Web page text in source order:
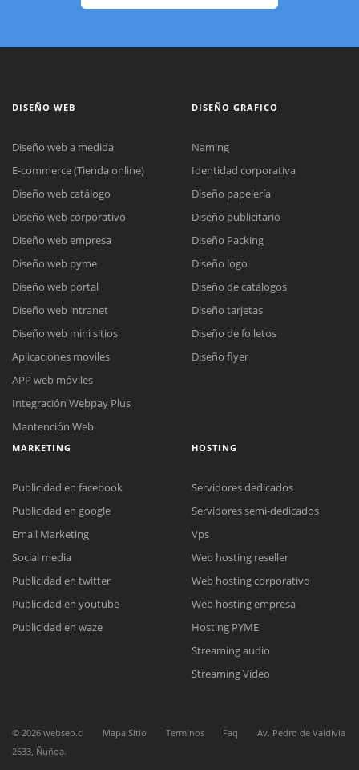
Reunión online
Nuestros ejecutivos le enviarán un correo electrónico con el enlace a
Meet para la reunión online.
Cotización
Chat Online
Todos nuestros ejecutivos están fuera de línea. Complete el formulario
DISEÑO WEB
Diseño web a medida
E-commerce (Tienda online)
Diseño web catálogo
Diseño web corporativo
Diseño web empresa
Diseño web pyme
Diseño web portal
Diseño web intranet
Diseño web mini sitios
Aplicaciones moviles
APP web móviles
Integración Webpay Plus
Mantención Web
DISEÑO GRAFICO
Naming
Identidad corporativa
Diseño papelería
Diseño publicitario
Diseño Packing
Diseño logo
Diseño de catálogos
Diseño tarjetas
Diseño de folletos
Diseño flyer
MARKETING
Publicidad en facebook
Publicidad en google
Email Marketing
Social media
Publicidad en twitter
Publicidad en youtube
Publicidad en waze
HOSTING
Servidores dedicados
Servidores semi-dedicados
Vps
Web hosting reseller
Web hosting corporativo
Web hosting empresa
Hosting PYME
Streaming audio
Streaming Video
© 2026 webseo.cl Mapa Sitio Terminos Faq
Av. Pedro de Valdivia
2633, Ñuñoa.